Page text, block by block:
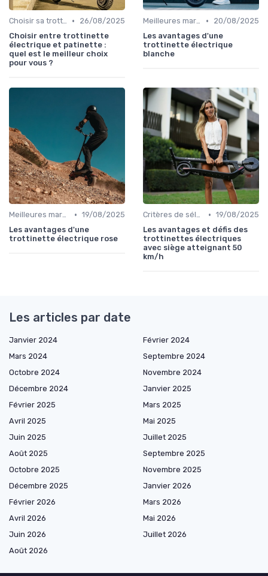
Choisir sa trottinette électrique •
26/08/2025
Choisir entre trottinette
électrique et patinette :
quel est le meilleur choix
pour vous ?
Meilleures marques et modèles •
20/08/2025
Les avantages d'une
trottinette électrique
blanche
Meilleures marques et modèles • 19/08/2025
Les avantages d'une
trottinette électrique rose
Critères de sélection (autonomie, vitesse, poids) • 19/08/2025
Les avantages et défis des
trottinettes électriques
avec siège atteignant 50
km/h
Les articles par date
Janvier 2024
Février 2024
Mars 2024
Septembre 2024
Octobre 2024
Novembre 2024
Décembre 2024
Janvier 2025
Février 2025
Mars 2025
Avril 2025
Mai 2025
Juin 2025
Juillet 2025
Août 2025
Septembre 2025
Octobre 2025
Novembre 2025
Décembre 2025
Janvier 2026
Février 2026
Mars 2026
Avril 2026
Mai 2026
Juin 2026
Juillet 2026
Août 2026